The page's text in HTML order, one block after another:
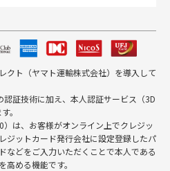
クト（ヤマト運輸株式会社）を導入して
証技術に加え、本人認証サービス（3D
。
は、お客様がオンライン上でクレジッ
ジットカード発行会社に設定登録したパ
などをご入力いただくことで本人である
める機能です。